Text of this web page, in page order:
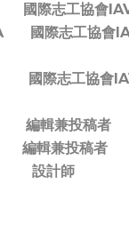
國際志工協會
國際志工協會
際志工協會
編輯兼投稿者
編輯兼投稿者
設計師